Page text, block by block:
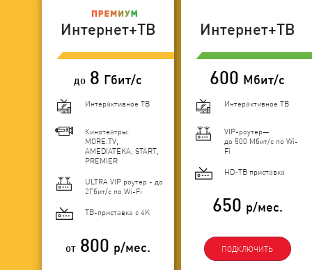
Интернет+ТВ
до 8 Гбит/с
Интерактивное ТВ
Кинотеатры:
MORE.TV,
AMEDIATEKA, START,
PREMIER
ULTRA VIP роутер - до
2Гбит/c по Wi-Fi
ТВ-приставка с 4K
от 800 р/мес.
Интернет+ТВ
600 Мбит/с
Интерактивное ТВ
VIP-роутер—
до 500 Мбит/с по Wi-
Fi
HD-ТВ приставка
650 р/мес.
ПОДКЛЮЧИТЬ